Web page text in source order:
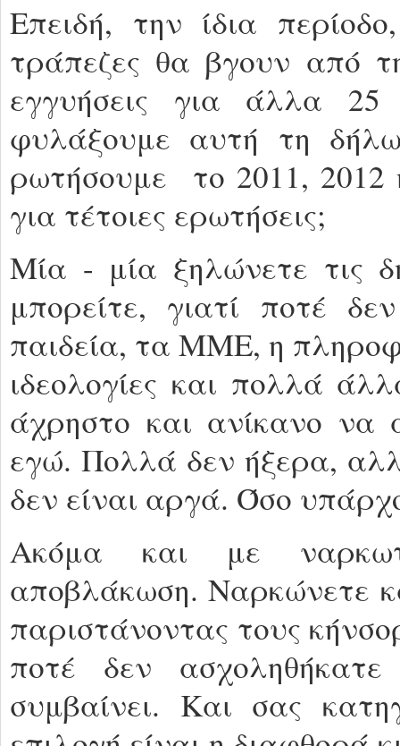
Επειδή, την ίδια
τράπεζες θα βγουν από
εγγυήσεις για άλλα
φυλάξουμε αυτή τη
ρωτήσουμε το 2011, 2012
για τέτοιες ερωτήσεις;
Μία - μία ξηλώνετε τις
μπορείτε, γιατί ποτέ
παιδεία, τα ΜΜΕ, η
ιδεολογίες και πολλά
άχρηστο και ανίκανο να
εγώ. Πολλά δεν ήξερα,
δεν είναι αργά. Όσο
Ακόμα και με
αποβλάκωση. Ναρκώνετε
παριστάνοντας τους
ποτέ δεν
συμβαίνει. Και σας